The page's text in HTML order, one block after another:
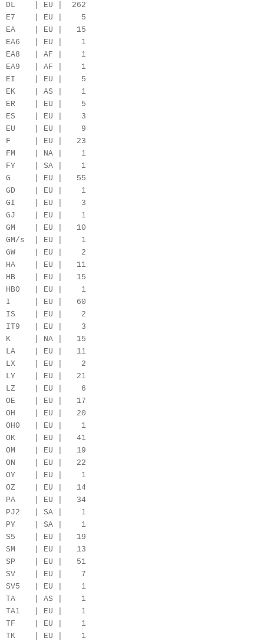
DL | EU | 262
E7 | EU | 5
EA | EU | 15
EA6 | EU | 1
EA8 | AF | 1
EA9 | AF | 1
EI | EU | 5
EK | AS | 1
ER | EU | 5
ES | EU | 3
EU | EU | 9
F | EU | 23
FM | NA | 1
FY | SA | 1
G | EU | 55
GD | EU | 1
GI | EU | 3
GJ | EU | 1
GM | EU | 10
GM/s | EU | 1
GW | EU | 2
HA | EU | 11
HB | EU | 15
HB0 | EU | 1
I | EU | 60
IS | EU | 2
IT9 | EU | 3
K | NA | 15
LA | EU | 11
LX | EU | 2
LY | EU | 21
LZ | EU | 6
OE | EU | 17
OH | EU | 20
OH0 | EU | 1
OK | EU | 41
OM | EU | 19
ON | EU | 22
OY | EU | 1
OZ | EU | 14
PA | EU | 34
PJ2 | SA | 1
PY | SA | 1
S5 | EU | 19
SM | EU | 13
SP | EU | 51
SV | EU | 7
SV5 | EU | 1
TA | AS | 1
TA1 | EU | 1
TF | EU | 1
TK | EU | 1